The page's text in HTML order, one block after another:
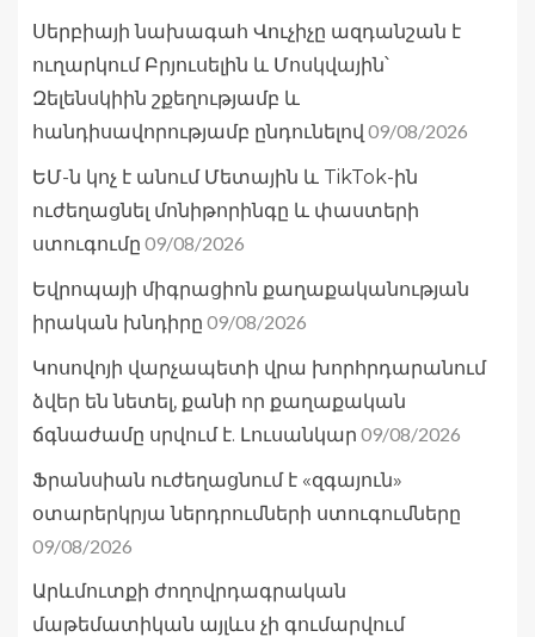
Սերբիայի նախագահ Վուչիչը ազդանշան է
ուղարկում Բրյուսելին և Մոսկվային՝
Զելենսկիին շքեղությամբ և
հանդիսավորությամբ ընդունելով 09/08/2026
ԵՄ-ն կոչ է անում Մետային և TikTok-ին
ուժեղացնել մոնիթորինգը և փաստերի
ստուգումը 09/08/2026
Եվրոպայի միգրացիոն քաղաքականության
իրական խնդիրը 09/08/2026
Կոսովոյի վարչապետի վրա խորհրդարանում
ձվեր են նետել, քանի որ քաղաքական
ճգնաժամը սրվում է. Լուսանկար 09/08/2026
Ֆրանսիան ուժեղացնում է «զգայուն»
օտարերկրյա ներդրումների ստուգումները
09/08/2026
Արևմուտքի ժողովրդագրական
մաթեմատիկան այլևս չի գումարվում